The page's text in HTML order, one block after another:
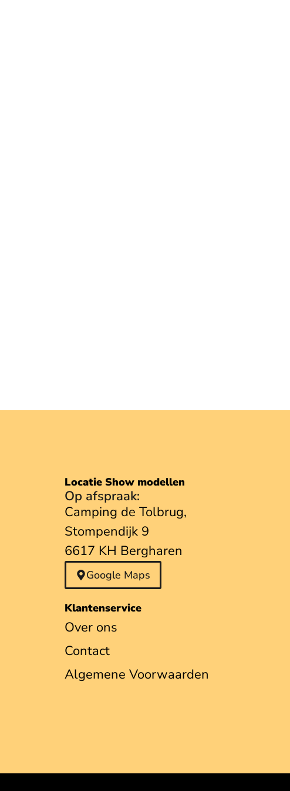
Locatie Show modellen
Op afspraak:
Camping de Tolbrug,
Stompendijk 9
6617 KH Bergharen
Google Maps
Klantenservice
Over ons
Contact
Algemene Voorwaarden